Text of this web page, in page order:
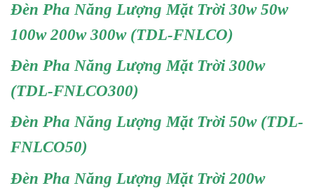
Đèn Pha Năng Lượng Mặt Trời 30w 50w
100w 200w 300w (TDL-FNLCO)
Đèn Pha Năng Lượng Mặt Trời 300w
(TDL-FNLCO300)
Đèn Pha Năng Lượng Mặt Trời 50w (TDL-
FNLCO50)
Đèn Pha Năng Lượng Mặt Trời 200w